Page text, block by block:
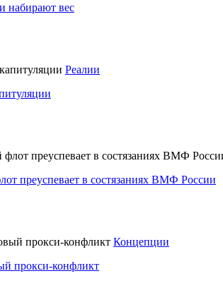
набирают вес
Реалии
преуспевает в состязаниях ВМФ России
Концепции
прокси-конфликт